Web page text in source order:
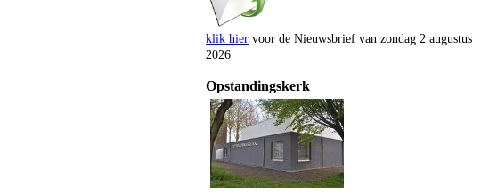
klik hier voor de Nieuwsbrief van zondag 2 augustus
2026
Opstandingskerk